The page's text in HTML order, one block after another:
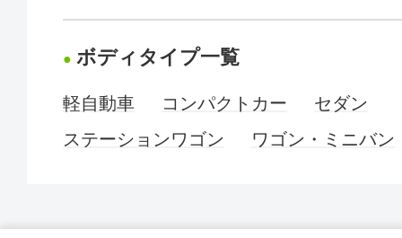
ボディタイプ一覧
軽自動車 コンパクトカー
セダン
ステーションワゴン
ワゴン・ミニバン